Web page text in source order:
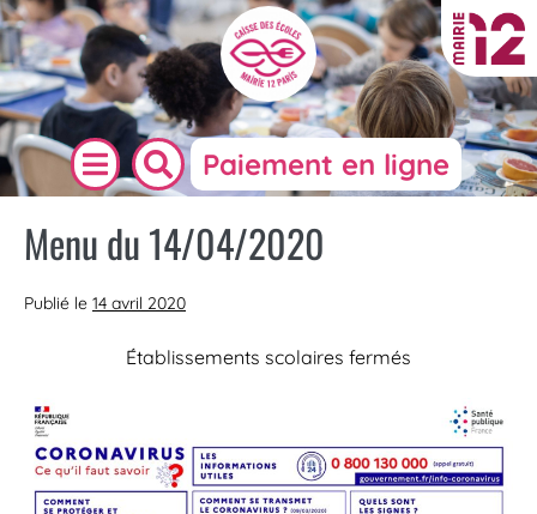
Paiement en ligne
Menu du 14/04/2020
Publié le 14 avril 2020
Établissements scolaires fermés